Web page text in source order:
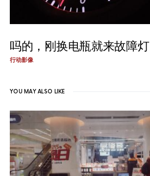
吗的，刚换电瓶就来故障灯
行动影像
YOU MAY ALSO LIKE